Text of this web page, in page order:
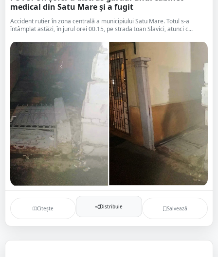
medical din Satu Mare și a fugit
Accident rutier în zona centrală a municipiului Satu Mare. Totul s-a
întâmplat astăzi, în jurul orei 00.15, pe strada Ioan Slavici, atunci c...
Citește Distribuie Salvează